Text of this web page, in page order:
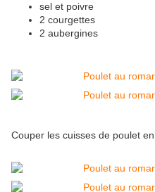
sel et poivre
2 courgettes
2 aubergines
Couper les cuisses de poulet